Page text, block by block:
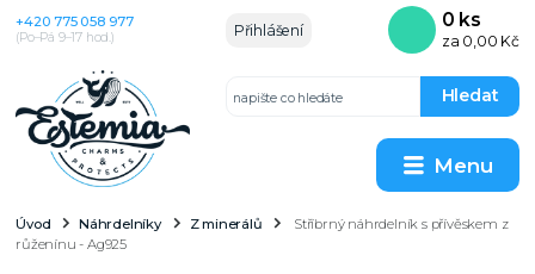
Menu
Přihlášení
Hledat
+420 775 058 977
(Po–Pá 9–17 hod.)
0 ks
za 0,00 Kč
Úvod Náhrdelníky Z minerálů
Stříbrný náhrdelník s přívěskem z
růženínu - Ag925